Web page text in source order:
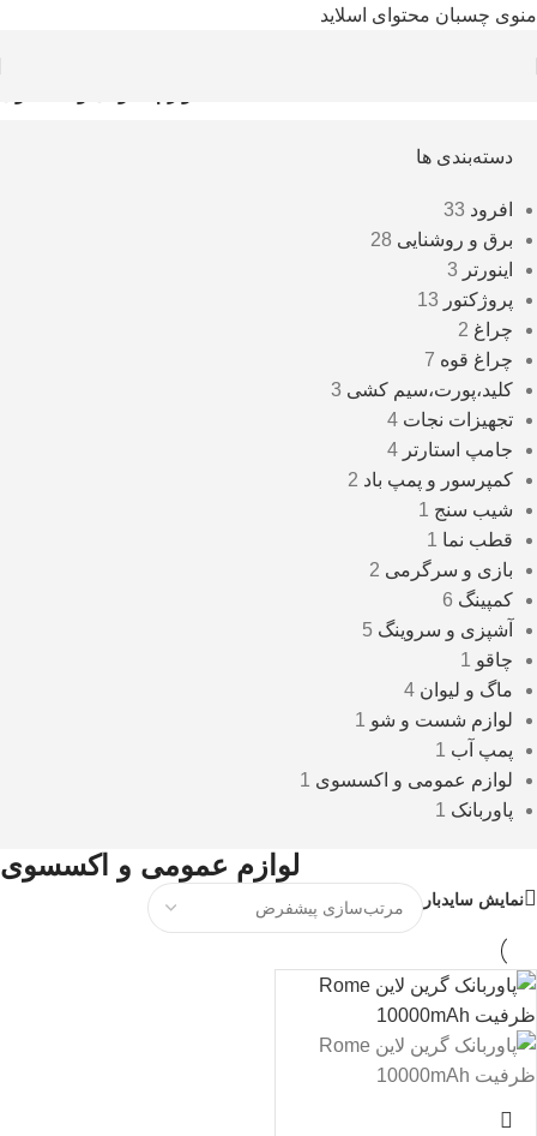
منوی چسبان محتوای اسلاید
دسته‌بندی ها
افرود 33
برق و روشنایی 28
اینورتر 3
پروژکتور 13
چراغ 2
چراغ قوه 7
کلید،پورت،سیم کشی 3
تجهیزات نجات 4
جامپ استارتر 4
کمپرسور و پمپ باد 2
شیب سنج 1
قطب نما 1
بازی و سرگرمی 2
کمپینگ 6
آشپزی و سروینگ 5
چاقو 1
ماگ و لیوان 4
لوازم شست و شو 1
پمپ آب 1
لوازم عمومی و اکسسوی 1
پاوربانک 1
لوازم عمومی و اکسسوی
نمایش سایدبار